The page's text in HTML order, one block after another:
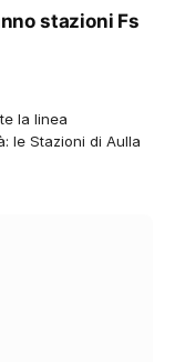
stazioni Fs
la linea
le Stazioni di Aulla